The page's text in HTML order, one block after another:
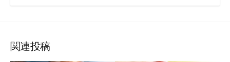
関連投稿